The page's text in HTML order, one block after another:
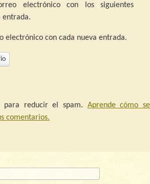
electrónico con los siguientes
entrada.
electrónico con cada nueva entrada.
para reducir el spam. Aprende cómo se
comentarios.